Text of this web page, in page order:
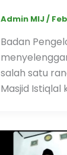
Admin MIJ/
Badan
salah satu
Masjid